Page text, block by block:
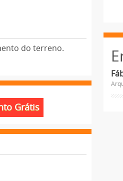
do terreno.